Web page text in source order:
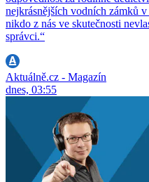
nejkrásnějších vodních zámků
nikdo z nás ve skutečnosti
správci.“
Aktuálně.cz - Magazín
dnes, 03:55